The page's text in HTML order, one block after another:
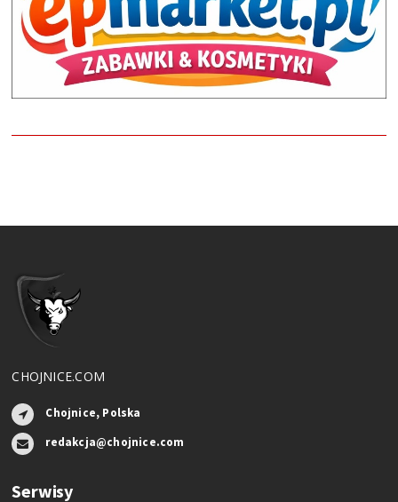
CHOJNICE.COM
Chojnice, Polska
redakcja@chojnice.com
Serwisy